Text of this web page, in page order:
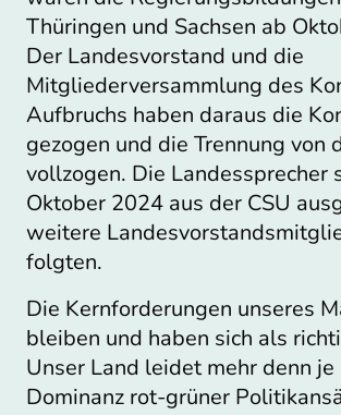
Thüringen und Sachsen ab
Der Landesvorstand und die
Mitgliederversammlung des
Aufbruchs haben daraus die
gezogen und die Trennung von
vollzogen. Die Landessprecher
Oktober 2024 aus der CSU
weitere
folgten.
Die Kernforderungen unseres
bleiben und haben sich als
Unser Land leidet mehr denn
Dominanz rot-grüner